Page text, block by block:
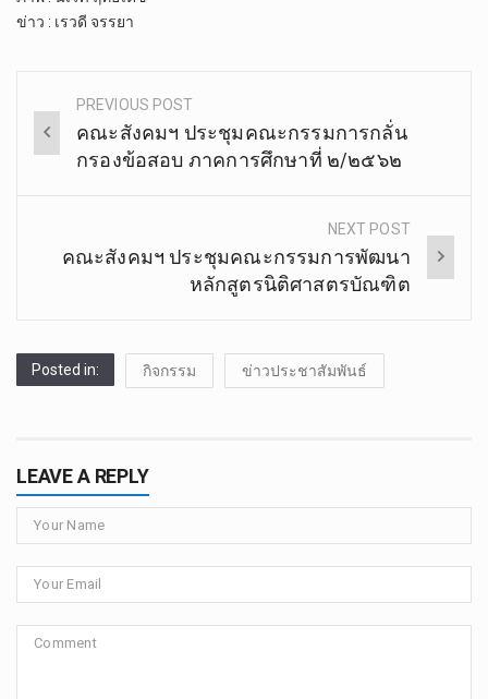
ข่าว : เรวดี จรรยา
Post
navigation
PREVIOUS POST
คณะสังคมฯ ประชุมคณะกรรมการกลั่น
กรองข้อสอบ ภาคการศึกษาที่ ๒/๒๕๖๒
NEXT POST
คณะสังคมฯ ประชุมคณะกรรมการพัฒนา
หลักสูตรนิติศาสตรบัณฑิต
Posted in: กิจกรรม ข่าวประชาสัมพันธ์
LEAVE A REPLY